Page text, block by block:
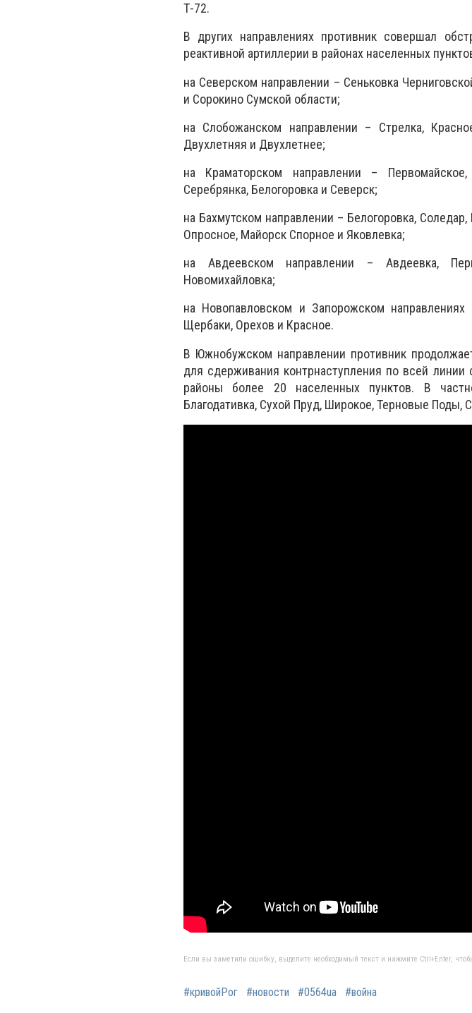
Т-72.
В других направлениях противник совершал
реактивной артиллерии в районах населенных
на Северском направлении – Сеньковка
и Сорокино Сумской области;
на Слобожанском направлении – Стрелка,
Двухлетняя и Двухлетнее;
на Краматорском направлении –
Серебрянка, Белогоровка и Северск;
на Бахмутском направлении – Белогоровка,
Опросное, Майорск Спорное и Яковлевка;
на Авдеевском направлении – Авдеевка,
Новомихайловка;
на Новопавловском и Запорожском
Щербаки, Орехов и Красное.
В Южнобужском направлении противник
для сдерживания контрнаступления по всей
районы более 20 населенных пунктов. В
Благодативка, Сухой Пруд, Широкое, Терновые Поды,
Если вы заметили ошибку, выделите необходимый текст и нажмите Ctrl+Enter,
#кривойРог #новости #0564ua #война